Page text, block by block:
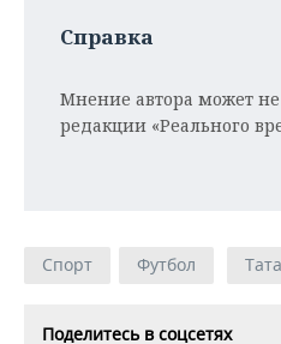
Справка
Мнение автора может
редакции «Реального
Спорт Футбол
Поделитесь в соцсетях